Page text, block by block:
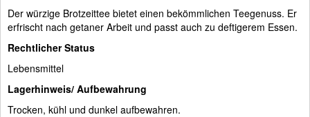
Der würzige Brotzeittee bietet einen bekömmlichen Teegenuss. Er
erfrischt nach getaner Arbeit und passt auch zu deftigerem Essen.
Rechtlicher Status
Lebensmittel
Lagerhinweis/ Aufbewahrung
Trocken, kühl und dunkel aufbewahren.